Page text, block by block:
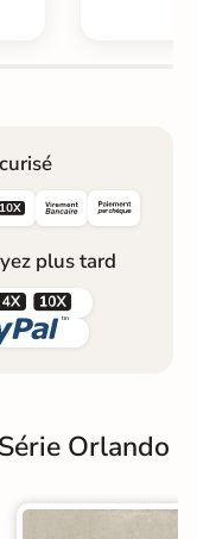
plus tard

Orlando